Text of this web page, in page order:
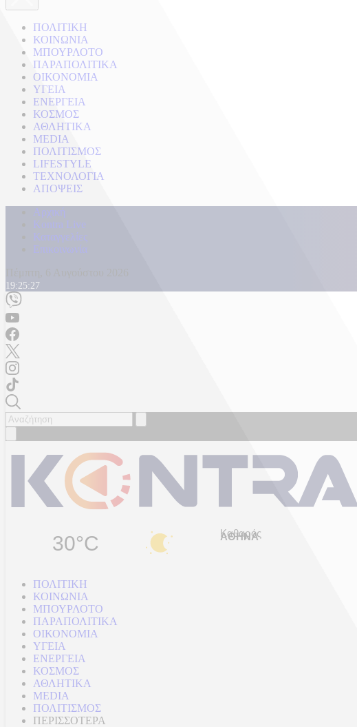
ΠΟΛΙΤΙΚΗ
ΚΟΙΝΩΝΙΑ
ΜΠΟΥΡΛΟΤΟ
ΠΑΡΑΠΟΛΙΤΙΚΑ
ΟΙΚΟΝΟΜΙΑ
ΥΓΕΙΑ
ΕΝΕΡΓΕΙΑ
ΚΟΣΜΟΣ
ΑΘΛΗΤΙΚΑ
MEDIA
ΠΟΛΙΤΙΣΜΟΣ
LIFESTYLE
ΤΕΧΝΟΛΟΓΙΑ
ΑΠΟΨΕΙΣ
Αρχική
Kontra Live
Καταγγελίες
Επικοινωνία
19:25:30
30°C Καθαρός
ΠΟΛΙΤΙΚΗ
ΚΟΙΝΩΝΙΑ
ΜΠΟΥΡΛΟΤΟ
ΠΑΡΑΠΟΛΙΤΙΚΑ
ΟΙΚΟΝΟΜΙΑ
ΥΓΕΙΑ
ΕΝΕΡΓΕΙΑ
ΚΟΣΜΟΣ
ΑΘΛΗΤΙΚΑ
MEDIA
ΠΟΛΙΤΙΣΜΟΣ
ΠΕΡΙΣΣΟΤΕΡΑ